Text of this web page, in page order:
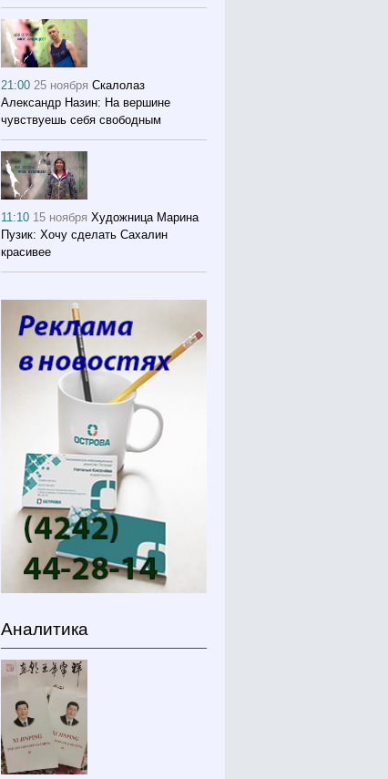
21:0025 ноября Скалолаз
Александр Назин: На вершине
чувствуешь себя свободным
11:10 15 ноября Художница Марина
Пузик: Хочу сделать Сахалин
красивее
Аналитика